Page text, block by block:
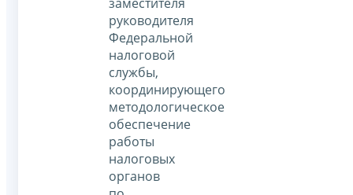
руководителя
Федеральной
налоговой
службы,
координирующего
методологическое
обеспечение
работы
налоговых
органов